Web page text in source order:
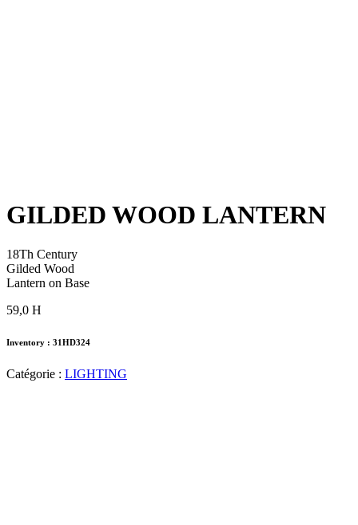
GILDED WOOD LANTERN
18Th Century
Gilded Wood
Lantern on Base
59,0 H
Inventory : 31HD324
Catégorie : LIGHTING